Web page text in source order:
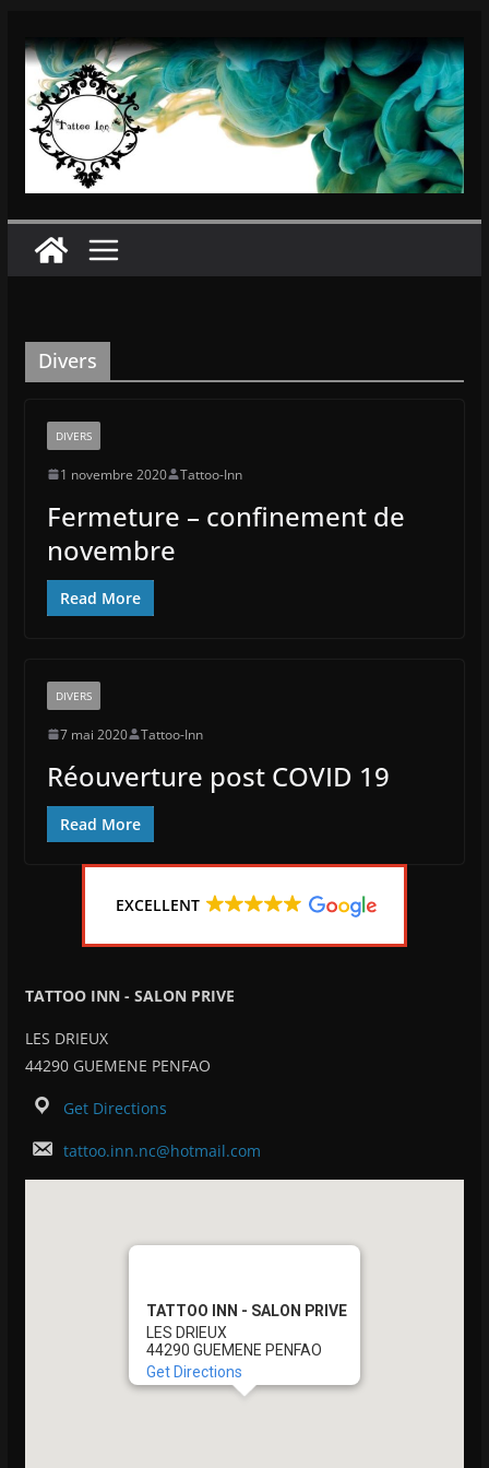
au
contenu
Divers
DIVERS
1 novembre 2020 Tattoo-Inn
Fermeture – confinement de
novembre
Read More
DIVERS
7 mai 2020 Tattoo-Inn
Réouverture post COVID 19
Read More
EXCELLENT
TATTOO INN - SALON PRIVE
LES DRIEUX
44290 GUEMENE PENFAO
Get Directions
tattoo.inn.nc@hotmail.com
TATTOO INN - SALON PRIVE
LES DRIEUX
44290 GUEMENE PENFAO
Get Directions